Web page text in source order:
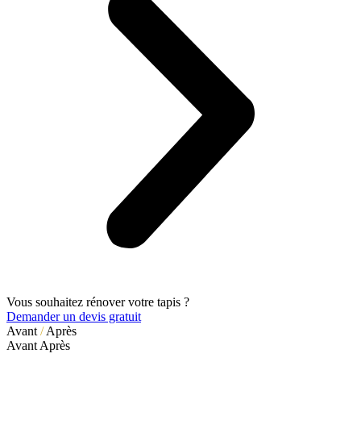
Vous souhaitez rénover votre tapis ?
Demander un devis gratuit
Avant /Après
Avant Après